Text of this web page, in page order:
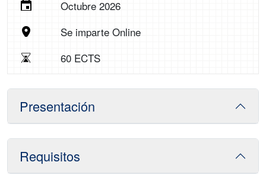
Octubre 2026
Se imparte Online
60 ECTS
Presentación
Requisitos